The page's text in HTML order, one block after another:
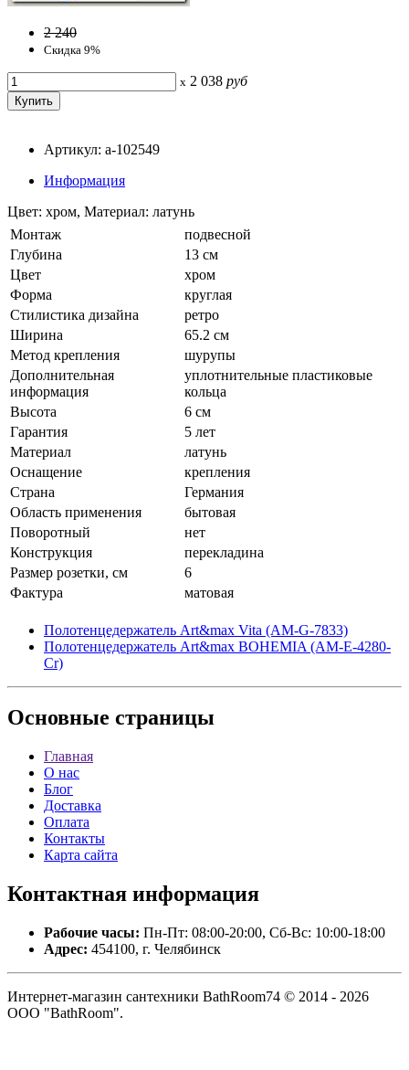
2 240
Скидка 9%
x 2 038 руб
Артикул: a-102549
Информация
Цвет: хром, Материал: латунь
Монтаж
подвесной
Глубина
13 см
Цвет
хром
Форма
круглая
Стилистика дизайна
ретро
Ширина
65.2 см
Метод крепления
шурупы
Дополнительная
информация
уплотнительные пластиковые
кольца
Высота
6 см
Гарантия
5 лет
Материал
латунь
Оснащение
крепления
Страна
Германия
Область применения
бытовая
Поворотный
нет
Конструкция
перекладина
Размер розетки, см
6
Фактура
матовая
Полотенцедержатель Art&max Vita (AM-G-7833)
Полотенцедержатель Art&max BOHEMIA (AM-E-4280-
Cr)
Основные страницы
Главная
О нас
Блог
Доставка
Оплата
Контакты
Карта сайта
Контактная информация
Рабочие часы: Пн-Пт: 08:00-20:00, Сб-Вс: 10:00-18:00
Адрес: 454100, г. Челябинск
Интернет-магазин сантехники BathRoom74 © 2014 - 2026
ООО "BathRoom".